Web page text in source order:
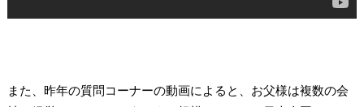
また、昨年の質問コーナーの動画によると、お父様は複数の会